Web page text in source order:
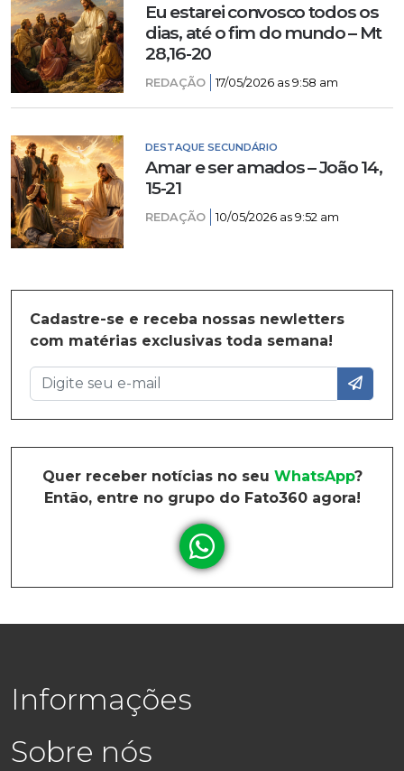
Eu estarei convosco todos os
dias, até o fim do mundo – Mt
28,16-20
REDAÇÃO 17/05/2026 as 9:58 am
DESTAQUE SECUNDÁRIO
Amar e ser amados – João 14,
15-21
REDAÇÃO 10/05/2026 as 9:52 am
Cadastre-se e receba nossas newletters
com matérias exclusivas toda semana!
Quer receber notícias no seu WhatsApp?
Então, entre no grupo do Fato360 agora!
Informações
Sobre nós